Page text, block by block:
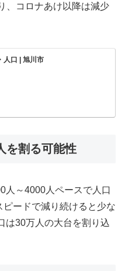
、コロナあけ以降は減少
人口 | 旭川市
を割る可能性
人～4000人ペースで人口
ードで減り続けると少な
は30万人の大台を割り込